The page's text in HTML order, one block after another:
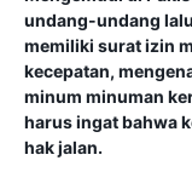
undang-undang
memiliki surat izin
kecepatan,
minum minuman
harus ingat bahwa
hak jalan.